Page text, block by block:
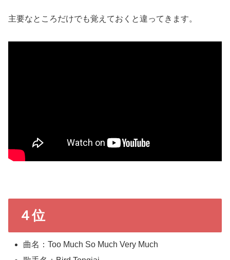
主要なところだけでも覚えておくと違ってきます。
４位
曲名：Too Much So Much Very Much